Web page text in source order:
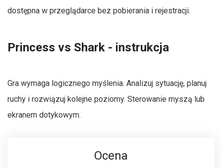
dostępna w przeglądarce bez pobierania i rejestracji.
Princess vs Shark - instrukcja
Gra wymaga logicznego myślenia. Analizuj sytuację, planuj
ruchy i rozwiązuj kolejne poziomy. Sterowanie myszą lub
ekranem dotykowym.
Ocena